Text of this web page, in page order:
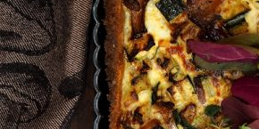
Suolaiset leivonnaiset